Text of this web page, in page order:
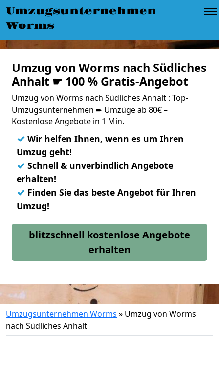
Umzugsunternehmen
Worms
Umzug von Worms nach Südliches
Anhalt ☛ 100 % Gratis-Angebot
Umzug von Worms nach Südliches Anhalt : Top-
Umzugsunternehmen ➨ Umzüge ab 80€ –
Kostenlose Angebote in 1 Min.
✓ Wir helfen Ihnen, wenn es um Ihren
Umzug geht!
✓ Schnell & unverbindlich Angebote
erhalten!
✓ Finden Sie das beste Angebot für Ihren
Umzug!
blitzschnell kostenlose Angebote
erhalten
Umzugsunternehmen Worms » Umzug von Worms
nach Südliches Anhalt